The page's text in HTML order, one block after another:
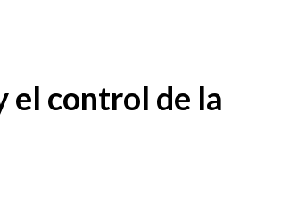
el control de la